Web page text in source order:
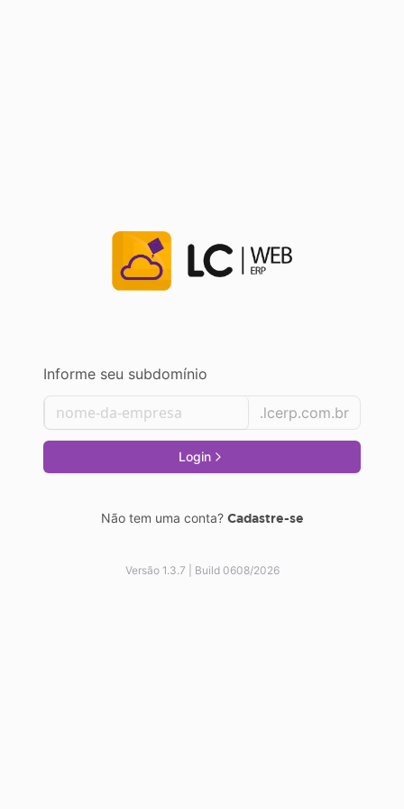
Informe seu subdomínio
.lcerp.com.br
Login
Não tem uma conta? Cadastre-se
Versão 1.3.7 | Build 0608/2026